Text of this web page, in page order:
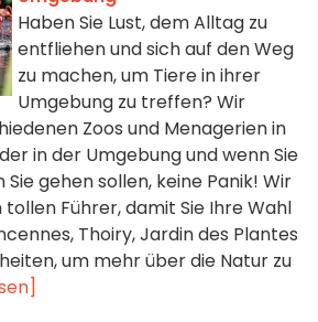
Haben Sie Lust, dem Alltag zu
entfliehen und sich auf den Weg
zu machen, um Tiere in ihrer
Umgebung zu treffen? Wir
Zoos und Menagerien in
in der Umgebung und wenn Sie
Sie gehen sollen, keine Panik! Wir
Führer, damit Sie Ihre Wahl
Thoiry, Jardin des Plantes
um mehr über die Natur zu